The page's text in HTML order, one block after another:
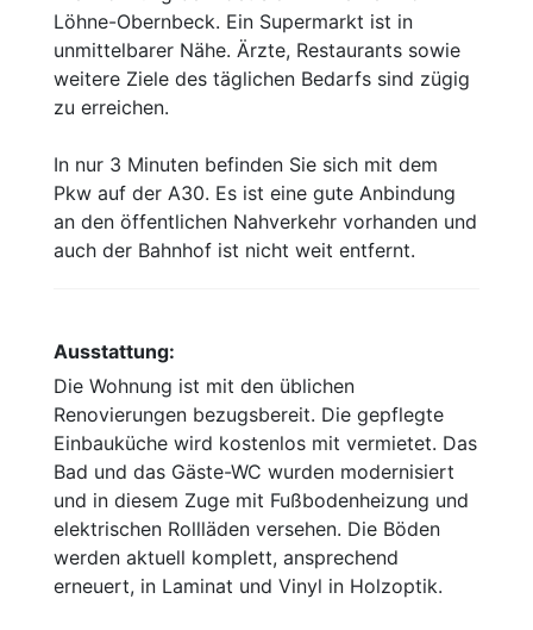
Löhne-Obernbeck. Ein Supermarkt ist in
unmittelbarer Nähe. Ärzte, Restaurants sowie
weitere Ziele des täglichen Bedarfs sind zügig
zu erreichen.
In nur 3 Minuten befinden Sie sich mit dem
Pkw auf der A30. Es ist eine gute Anbindung
an den öffentlichen Nahverkehr vorhanden und
auch der Bahnhof ist nicht weit entfernt.
Ausstattung:
Die Wohnung ist mit den üblichen
Renovierungen bezugsbereit. Die gepflegte
Einbauküche wird kostenlos mit vermietet. Das
Bad und das Gäste-WC wurden modernisiert
und in diesem Zuge mit Fußbodenheizung und
elektrischen Rollläden versehen. Die Böden
werden aktuell komplett, ansprechend
erneuert, in Laminat und Vinyl in Holzoptik.